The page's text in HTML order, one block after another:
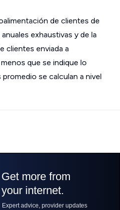
de clientes de
exhaustivas y de la
clientes enviada a
que se indique lo
se calculan a nivel